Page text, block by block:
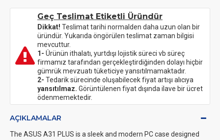
Geç Teslimat Etiketli Üründür
Dikkat! Teslimat tarihi normalden daha uzun olan bir
üründür. Yukarıda öngörülen teslimat zaman bilgisi
mevcuttur.
1- Ürünün ithalatı, yurtdışı lojistik süreci vb süreç
firmamız tarafından gerçekleştirdiğinden dolayı hiçbir
gümrük mevzuatı tüketiciye yansıtılmamaktadır.
2- Tedarik sürecinde oluşabilecek fiyat artışı alıcıya
yansıtılmaz. Görüntülenen fiyat dışında ilave bir ücret
ödenmemektedir.
AÇIKLAMALAR
The ASUS A31 PLUS is a sleek and modern PC case designed